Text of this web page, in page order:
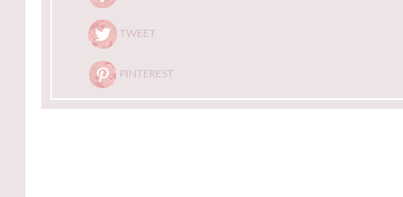
TWEET
PINTEREST